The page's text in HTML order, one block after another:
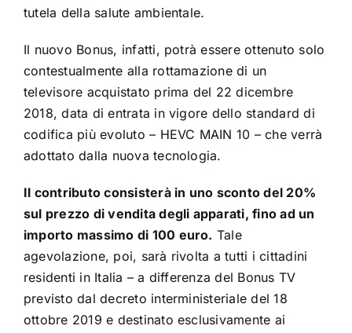
tutela della salute ambientale.
Il nuovo Bonus, infatti, potrà essere ottenuto solo
contestualmente alla rottamazione di un
televisore acquistato prima del 22 dicembre
2018, data di entrata in vigore dello standard di
codifica più evoluto – HEVC MAIN 10 – che verrà
adottato dalla nuova tecnologia.
Il contributo consisterà in uno sconto del 20%
sul prezzo di vendita degli apparati, fino ad un
importo massimo di 100 euro. Tale
agevolazione, poi, sarà rivolta a tutti i cittadini
residenti in Italia – a differenza del Bonus TV
previsto dal decreto interministeriale del 18
ottobre 2019 e destinato esclusivamente ai